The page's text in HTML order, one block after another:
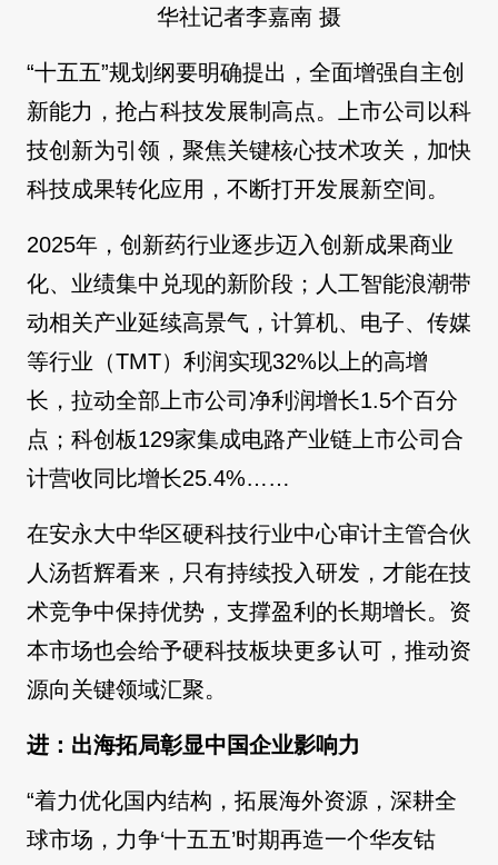
华社记者李嘉南 摄
“十五五”规划纲要明确提出，全面增强自主创
新能力，抢占科技发展制高点。上市公司以科
技创新为引领，聚焦关键核心技术攻关，加快
科技成果转化应用，不断打开发展新空间。
2025年，创新药行业逐步迈入创新成果商业
化、业绩集中兑现的新阶段；人工智能浪潮带
动相关产业延续高景气，计算机、电子、传媒
等行业（TMT）利润实现32%以上的高增
长，拉动全部上市公司净利润增长1.5个百分
点；科创板129家集成电路产业链上市公司合
计营收同比增长25.4%……
在安永大中华区硬科技行业中心审计主管合伙
人汤哲辉看来，只有持续投入研发，才能在技
术竞争中保持优势，支撑盈利的长期增长。资
本市场也会给予硬科技板块更多认可，推动资
源向关键领域汇聚。
进：出海拓局彰显中国企业影响力
“着力优化国内结构，拓展海外资源，深耕全
球市场，力争‘十五五’时期再造一个华友钴